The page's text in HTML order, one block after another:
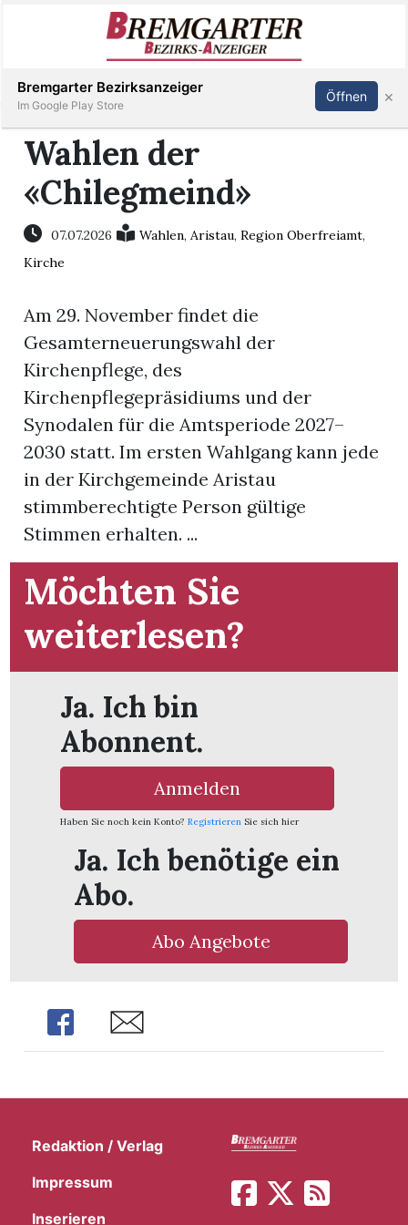
Immobilien
Veranstaltungen
E-
Newsletter
App
Bremgarten
Inserieren Abonnieren Anmelden
Wahlen der
«Chilegmeind»
07.07.2026 Wahlen,Aristau,Region Oberfreiamt,
Kirche
Am 29. November findet die
Gesamterneuerungswahl der
Kirchenpflege, des
Kirchenpflegepräsidiums und der
Synodalen für die Amtsperiode 2027–
2030 statt. Im ersten Wahlgang kann jede
in der Kirchgemeinde Aristau
stimmberechtigte Person gültige
Stimmen erhalten. ...
Möchten Sie
weiterlesen?
Ja. Ich bin
Abonnent.
Anmelden
Haben Sie noch kein Konto? Registrieren Sie sich hier
Ja. Ich benötige ein
Abo.
Abo Angebote
Share Share
Redaktion / Verlag
Impressum
Inserieren
Bremgarter Bezirksanzeiger
Im Google Play Store
Öffnen ×